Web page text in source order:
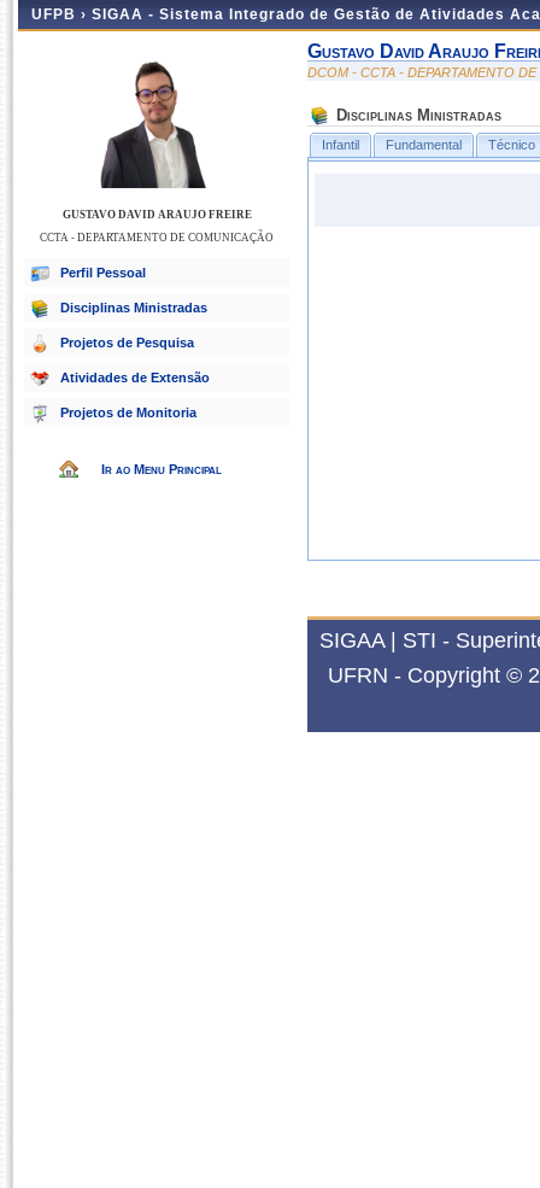
UFPB › SIGAA - Sistema Integrado de Gestão de Atividades
GUSTAVO DAVID ARAUJO FREIRE
CCTA - DEPARTAMENTO DE COMUNICAÇÃO
Perfil Pessoal
Disciplinas Ministradas
Projetos de Pesquisa
Atividades de Extensão
Projetos de Monitoria
Ir ao Menu Principal
Gustavo David Araujo
DCOM - CCTA - DEPARTAMENTO
Disciplinas Ministradas
Infantil Fundamental Técnico
SIGAA | STI -
UFRN - Copyright ©